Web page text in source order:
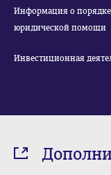
Информация о порядке
юридической помощи
Инвестиционная